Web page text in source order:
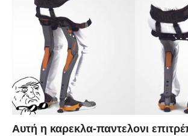
Αυτή η καρεκλα-παντελονι